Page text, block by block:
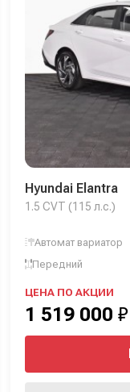
Hyundai Elantra
1.5 CVT (115 л.с.)
Автомат вариатор
Передний
ЦЕНА ПО АКЦИИ
1 519 000 ₽